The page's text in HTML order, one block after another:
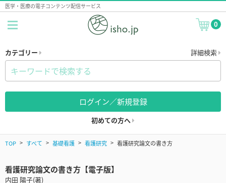
医学・医療の電子コンテンツ配信サービス
0
カテゴリー 詳細検索
ログイン／新規登録
初めての方へ
TOP すべて 基礎看護 看護研究 看護研究論文の書き方
看護研究論文の書き方【電子版】
内田 陽子(著)